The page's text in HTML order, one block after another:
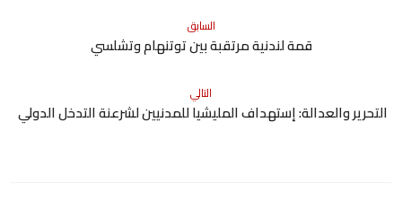
السابق
قمة لندنية مرتقبة بين توتنهام وتشلسي
التالي
التحرير والعدالة: إستهداف المليشيا للمدنيين لشرعنة التدخل الدولي